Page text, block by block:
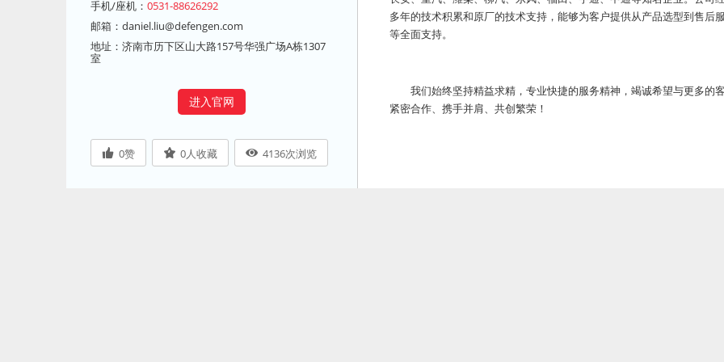
手机/座机： 0531-88626292
邮箱： daniel.liu@defengen.com
地址：济南市历下区山大路157号华强广场A栋1307
室
进入官网
0赞 0人收藏 4136次浏览
多年的技术积累和原厂的技术支持，能够为客户提供从产品选型到售后
等全面支持。
我们始终坚持精益求精，专业快捷的服务精神，竭诚希望与更多的
紧密合作、携手并肩、共创繁荣！